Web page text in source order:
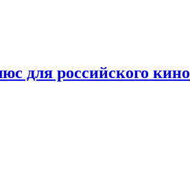
для российского кино